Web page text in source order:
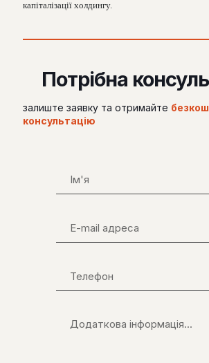
капіталізації холдингу.
Потрібна
залиште заявку та отримайте
консультацію